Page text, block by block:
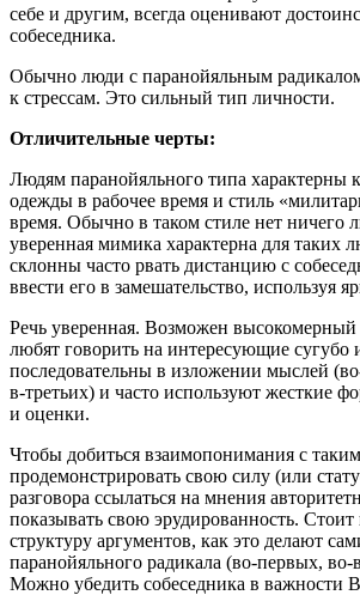
себе и другим, всегда оценивают
собеседника.
Обычно люди с паранойяльным
к стрессам. Это сильный тип личности.
Отличительные черты:
Людям паранойяльного типа характерны
одежды в рабочее время и стиль
время. Обычно в таком стиле нет ничего
уверенная мимика характерна для таких
склонны часто рвать дистанцию с
ввести его в замешательство, используя
Речь уверенная. Возможен
любят говорить на интересующие
последовательны в изложении мыслей
в-третьих) и часто используют жесткие
и оценки.
Чтобы добиться взаимопонимания с
продемонстрировать свою силу (или
разговора ссылаться на мнения
показывать свою эрудированность.
структуру аргументов, как это делают
паранойяльного радикала (во-первых, во-
Можно убедить собеседника в важности